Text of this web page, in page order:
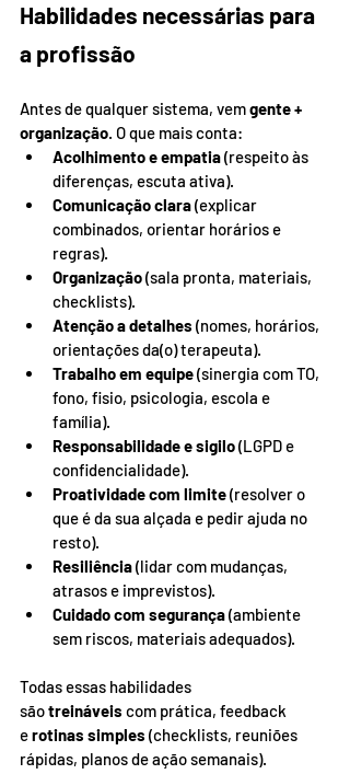
Habilidades necessárias para
a profissão
Antes de qualquer sistema, vem gente +
organização. O que mais conta:
Acolhimento e empatia (respeito às
diferenças, escuta ativa).
Comunicação clara (explicar
combinados, orientar horários e
regras).
Organização (sala pronta, materiais,
checklists).
Atenção a detalhes (nomes, horários,
orientações da(o) terapeuta).
Trabalho em equipe (sinergia com TO,
fono, fisio, psicologia, escola e
família).
Responsabilidade e sigilo (LGPD e
confidencialidade).
Proatividade com limite (resolver o
que é da sua alçada e pedir ajuda no
resto).
Resiliência (lidar com mudanças,
atrasos e imprevistos).
Cuidado com segurança (ambiente
sem riscos, materiais adequados).
Todas essas habilidades
são treináveis com prática, feedback
e rotinas simples (checklists, reuniões
rápidas, planos de ação semanais).